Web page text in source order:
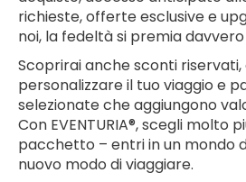
richieste, offerte esclusive e
noi, la fedeltà si premia davvero
Scoprirai anche sconti
personalizzare il tuo viaggio e
selezionate che aggiungono
Con EVENTURIA®, scegli molto
pacchetto – entri in un mondo
nuovo modo di viaggiare.